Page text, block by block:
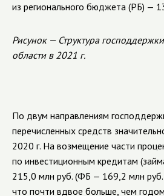
из регионального бюджета (РБ) —
Рисунок — Структура
области в 2021 г.
По двум направлениям
перечисленных средств
2020 г. На возмещение части
по инвестиционным кредитам
215,0 млн руб. (ФБ — 169,2 млн
что почти вдвое больше, чем